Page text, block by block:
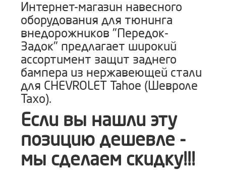
Интернет-магазин навесного
оборудования для тюнинга
внедорожников "Передок-
Задок" предлагает широкий
ассортимент защит заднего
бампера из нержавеющей стали
для CHEVROLET Tahoe (Шевроле
Тахо).
Если вы нашли эту
позицию дешевле -
мы сделаем скидку!!!